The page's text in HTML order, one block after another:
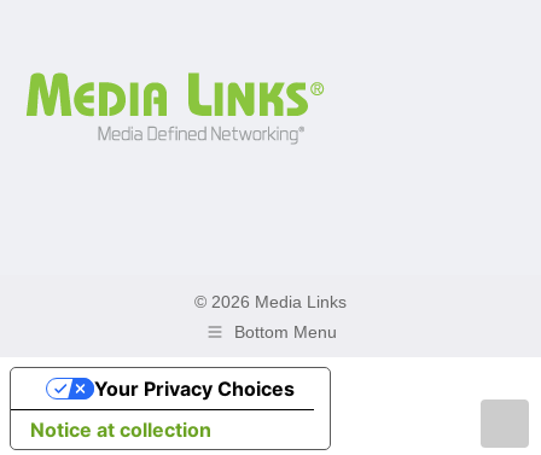
© 2026 Media Links
Bottom Menu
Notice at collection
Your Privacy Choices